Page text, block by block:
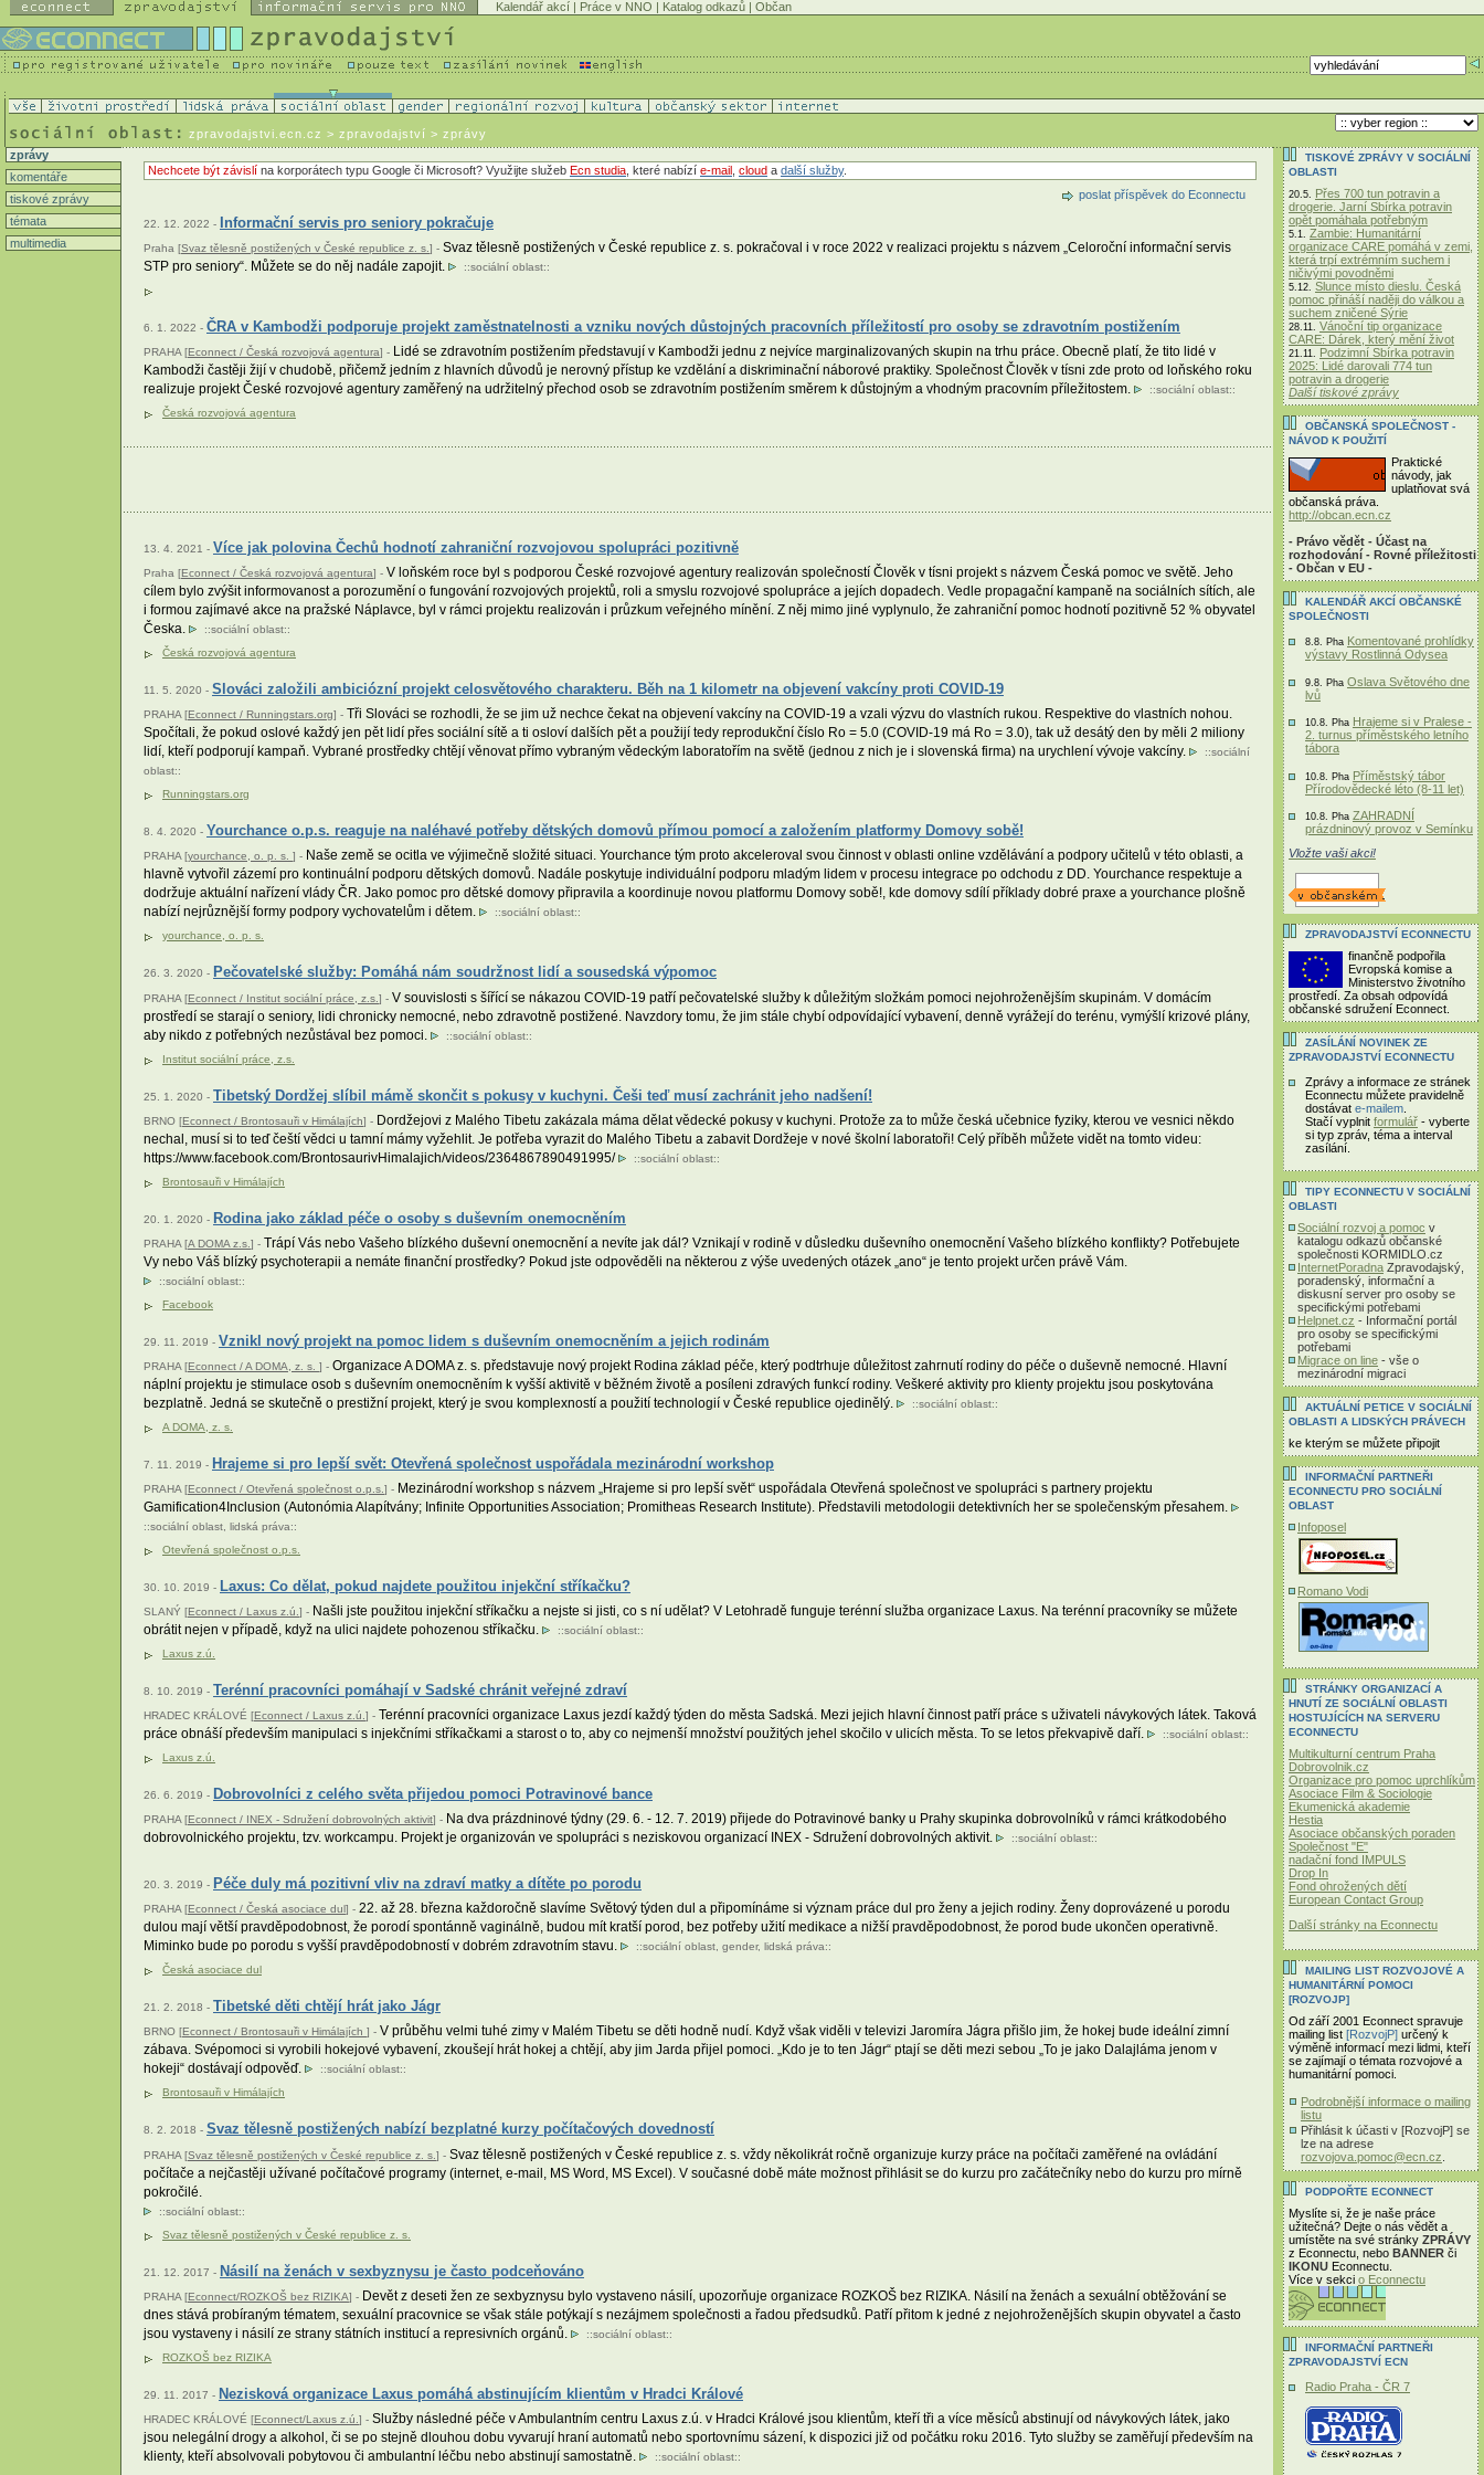
Kalendář akcí | Práce v NNO | Katalog odkazů | Občan
zpravodajstvi.ecn.cz > zpravodajství > zprávy
zprávy
komentáře
tiskové zprávy
témata
multimedia
Nechcete být závislí na korporátech typu Google či Microsoft? Využijte služeb Ecn studia , které nabízí e-mail cloud a další služby.
poslat příspěvek do Econnectu
22. 12. 2022 - Informační servis pro seniory pokračuje
Praha [Svaz tělesně postižených v České republice z. s. ] - Svaz tělesně postižených v České republice z. s. pokračoval i v roce 2022 v realizaci projektu s názvem „Celoroční informační servis
STP pro seniory“. Můžete se do něj nadále zapojit.
::sociální oblast::
6. 1. 2022 - ČRA v Kambodži podporuje projekt zaměstnatelnosti a vzniku nových důstojných pracovních příležitostí pro osoby se zdravotním postižením
PRAHA [Econnect / Česká rozvojová agentura] - Lidé se zdravotním postižením představují v Kambodži jednu z nejvíce marginalizovaných skupin na trhu práce. Obecně platí, že tito lidé v
Kambodži častěji žijí v chudobě, přičemž jedním z hlavních důvodů je nerovný přístup ke vzdělání a diskriminační náborové praktiky. Společnost Člověk v tísni zde proto od loňského roku
realizuje projekt České rozvojové agentury zaměřený na udržitelný přechod osob se zdravotním postižením směrem k důstojným a vhodným pracovním příležitostem.
::sociální oblast::
Česká rozvojová agentura
13. 4. 2021 - Více jak polovina Čechů hodnotí zahraniční rozvojovou spolupráci pozitivně
Praha [Econnect / Česká rozvojová agentura] - V loňském roce byl s podporou České rozvojové agentury realizován společností Člověk v tísni projekt s názvem Česká pomoc ve světě. Jeho
cílem bylo zvýšit informovanost a porozumění o fungování rozvojových projektů, roli a smyslu rozvojové spolupráce a jejích dopadech. Vedle propagační kampaně na sociálních sítích, ale
i formou zajímavé akce na pražské Náplavce, byl v rámci projektu realizován i průzkum veřejného mínění. Z něj mimo jiné vyplynulo, že zahraniční pomoc hodnotí pozitivně 52 % obyvatel
Česka.
::sociální oblast::
Česká rozvojová agentura
11. 5. 2020 - Slováci založili ambiciózní projekt celosvětového charakteru. Běh na 1 kilometr na objevení vakcíny proti COVID-19
PRAHA [Econnect / Runningstars.org] - Tři Slováci se rozhodli, že se jim už nechce čekat na objevení vakcíny na COVID-19 a vzali výzvu do vlastních rukou. Respektive do vlastních nohou.
Spočítali, že pokud oslové každý jen pět lidí přes sociální sítě a ti osloví dalších pět a použijí tedy reprodukční číslo Ro = 5.0 (COVID-19 má Ro = 3.0), tak už desátý den by měli 2 miliony
lidí, kteří podporují kampaň. Vybrané prostředky chtějí věnovat přímo vybraným vědeckým laboratořím na světě (jednou z nich je i slovenská firma) na urychlení vývoje vakcíny.
::sociální
oblast::
Runningstars.org
8. 4. 2020 - Yourchance o.p.s. reaguje na naléhavé potřeby dětských domovů přímou pomocí a založením platformy Domovy sobě!
PRAHA [yourchance, o. p. s. ] - Naše země se ocitla ve výjimečně složité situaci. Yourchance tým proto akceleroval svou činnost v oblasti online vzdělávání a podpory učitelů v této oblasti, a
hlavně vytvořil zázemí pro kontinuální podporu dětských domovů. Nadále poskytuje individuální podporu mladým lidem v procesu integrace po odchodu z DD. Yourchance respektuje a
dodržuje aktuální nařízení vlády ČR. Jako pomoc pro dětské domovy připravila a koordinuje novou platformu Domovy sobě!, kde domovy sdílí příklady dobré praxe a yourchance plošně
nabízí nejrůznější formy podpory vychovatelům i dětem.
::sociální oblast::
yourchance, o. p. s.
26. 3. 2020 - Pečovatelské služby: Pomáhá nám soudržnost lidí a sousedská výpomoc
PRAHA [Econnect / Institut sociální práce, z.s. ] - V souvislosti s šířící se nákazou COVID-19 patří pečovatelské služby k důležitým složkám pomoci nejohroženějším skupinám. V domácím
prostředí se starají o seniory, lidi chronicky nemocné, nebo zdravotně postižené. Navzdory tomu, že jim stále chybí odpovídající vybavení, denně vyrážejí do terénu, vymýšlí krizové plány,
aby nikdo z potřebných nezůstával bez pomoci.
::sociální oblast::
Institut sociální práce, z.s.
25. 1. 2020 - Tibetský Dordžej slíbil mámě skončit s pokusy v kuchyni. Češi teď musí zachránit jeho nadšení!
BRNO [Econnect / Brontosauři v Himálajích] - Dordžejovi z Malého Tibetu zakázala máma dělat vědecké pokusy v kuchyni. Protože za to může česká učebnice fyziky, kterou ve vesnici někdo
nechal, musí si to teď čeští vědci u tamní mámy vyžehlit. Je potřeba vyrazit do Malého Tibetu a zabavit Dordžeje v nové školní laboratoři! Celý příběh můžete vidět na tomto videu:
https://www.facebook.com/BrontosaurivHimalajich/videos/2364867890491995/
::sociální oblast::
Brontosauři v Himálajích
20. 1. 2020 - Rodina jako základ péče o osoby s duševním onemocněním
PRAHA [A DOMA z.s. ] - Trápí Vás nebo Vašeho blízkého duševní onemocnění a nevíte jak dál? Vznikají v rodině v důsledku duševního onemocnění Vašeho blízkého konflikty? Potřebujete
Vy nebo Váš blízký psychoterapii a nemáte finanční prostředky? Pokud jste odpověděli na některou z výše uvedených otázek „ano“ je tento projekt určen právě Vám.
::sociální oblast::
Facebook
29. 11. 2019 - Vznikl nový projekt na pomoc lidem s duševním onemocněním a jejich rodinám
PRAHA [Econnect / A DOMA, z. s. ] - Organizace A DOMA z. s. představuje nový projekt Rodina základ péče, který podtrhuje důležitost zahrnutí rodiny do péče o duševně nemocné. Hlavní
náplní projektu je stimulace osob s duševním onemocněním k vyšší aktivitě v běžném životě a posíleni zdravých funkcí rodiny. Veškeré aktivity pro klienty projektu jsou poskytována
bezplatně. Jedná se skutečně o prestižní projekt, který je svou komplexností a použití technologií v České republice ojedinělý.
::sociální oblast::
A DOMA, z. s.
7. 11. 2019 - Hrajeme si pro lepší svět: Otevřená společnost uspořádala mezinárodní workshop
PRAHA [Econnect / Otevřená společnost o.p.s. ] - Mezinárodní workshop s názvem „Hrajeme si pro lepší svět“ uspořádala Otevřená společnost ve spolupráci s partnery projektu
Gamification4Inclusion (Autonómia Alapítvány; Infinite Opportunities Association; Promitheas Research Institute). Představili metodologii detektivních her se společenským přesahem.
::sociální oblast lidská práva::
Otevřená společnost o.p.s.
30. 10. 2019 - Laxus: Co dělat, pokud najdete použitou injekční stříkačku?
SLANÝ [Econnect / Laxus z.ú. ] - Našli jste použitou injekční stříkačku a nejste si jisti, co s ní udělat? V Letohradě funguje terénní služba organizace Laxus. Na terénní pracovníky se můžete
obrátit nejen v případě, když na ulici najdete pohozenou stříkačku.
::sociální oblast::
Laxus z.ú.
8. 10. 2019 - Terénní pracovníci pomáhají v Sadské chránit veřejné zdraví
HRADEC KRÁLOVÉ [Econnect / Laxus z.ú. ] - Terénní pracovníci organizace Laxus jezdí každý týden do města Sadská. Mezi jejich hlavní činnost patří práce s uživateli návykových látek. Taková
práce obnáší především manipulaci s injekčními stříkačkami a starost o to, aby co nejmenší množství použitých jehel skočilo v ulicích města. To se letos překvapivě daří.
::sociální oblast::
Laxus z.ú.
26. 6. 2019 - Dobrovolníci z celého světa přijedou pomoci Potravinové bance
PRAHA [Econnect / INEX - Sdružení dobrovolných aktivit] - Na dva prázdninové týdny (29. 6. - 12. 7. 2019) přijede do Potravinové banky u Prahy skupinka dobrovolníků v rámci krátkodobého
dobrovolnického projektu, tzv. workcampu. Projekt je organizován ve spolupráci s neziskovou organizací INEX - Sdružení dobrovolných aktivit.
::sociální oblast::
20. 3. 2019 - Péče duly má pozitivní vliv na zdraví matky a dítěte po porodu
PRAHA [Econnect / Česká asociace dul] - 22. až 28. března každoročně slavíme Světový týden dul a připomínáme si význam práce dul pro ženy a jejich rodiny. Ženy doprovázené u porodu
dulou mají větší pravděpodobnost, že porodí spontánně vaginálně, budou mít kratší porod, bez potřeby užití medikace a nižší pravděpodobnost, že porod bude ukončen operativně.
Miminko bude po porodu s vyšší pravděpodobností v dobrém zdravotním stavu.
::sociální oblast, gender, lidská práva::
Česká asociace dul
21. 2. 2018 - Tibetské děti chtějí hrát jako Jágr
BRNO [Econnect / Brontosauři v Himálajích ] - V průběhu velmi tuhé zimy v Malém Tibetu se děti hodně nudí. Když však viděli v televizi Jaromíra Jágra přišlo jim, že hokej bude ideální zimní
zábava. Svépomoci si vyrobili hokejové vybavení, zkoušejí hrát hokej a chtějí, aby jim Jarda přijel pomoci. „Kdo je to ten Jágr“ ptají se děti mezi sebou „To je jako Dalajláma jenom v
hokeji“ dostávají odpověď.
::sociální oblast::
Brontosauři v Himálajích
8. 2. 2018 - Svaz tělesně postižených nabízí bezplatné kurzy počítačových dovedností
PRAHA [Svaz tělesně postižených v České republice z. s. ] - Svaz tělesně postižených v České republice z. s. vždy několikrát ročně organizuje kurzy práce na počítači zaměřené na ovládání
počítače a nejčastěji užívané počítačové programy (internet, e-mail, MS Word, MS Excel). V současné době máte možnost přihlásit se do kurzu pro začátečníky nebo do kurzu pro mírně
pokročilé.
::sociální oblast::
Svaz tělesně postižených v České republice z. s.
21. 12. 2017 - Násilí na ženách v sexbyznysu je často podceňováno
PRAHA [Econnect/ROZKOŠ bez RIZIKA] - Devět z deseti žen ze sexbyznysu bylo vystaveno násilí, upozorňuje organizace ROZKOŠ bez RIZIKA. Násilí na ženách a sexuální obtěžování se
dnes stává probíraným tématem, sexuální pracovnice se však stále potýkají s nezájmem společnosti a řadou předsudků. Patří přitom k jedné z nejohroženějších skupin obyvatel a často
jsou vystaveny i násilí ze strany státních institucí a represivních orgánů.
::sociální oblast::
ROZKOŠ bez RIZIKA
29. 11. 2017 - Nezisková organizace Laxus pomáhá abstinujícím klientům v Hradci Králové
HRADEC KRÁLOVÉ [Econnect/Laxus z.ú. ] - Služby následné péče v Ambulantním centru Laxus z.ú. v Hradci Králové jsou klientům, kteří tři a více měsíců abstinují od návykových látek, jako
jsou nelegální drogy a alkohol, či se po stejně dlouhou dobu vyvarují hraní automatů nebo sportovnímu sázení, k dispozici již od počátku roku 2016. Tyto služby se zaměřují především na
klienty, kteří absolvovali pobytovou či ambulantní léčbu nebo abstinují samostatně.
::sociální oblast::
TISKOVÉ ZPRÁVY V SOCIÁLNÍ
OBLASTI
20.5. Přes 700 tun potravin a
drogerie. Jarní Sbírka potravin
opět pomáhala potřebným
5.1. Zambie: Humanitární
organizace CARE pomáhá v zemi,
která trpí extrémním suchem i
ničivými povodněmi
5.12. Slunce místo dieslu. Česká
pomoc přináší naději do válkou a
suchem zničené Sýrie
28.11. Vánoční tip organizace
CARE: Dárek, který mění život
21.11. Podzimní Sbírka potravin
2025: Lidé darovali 774 tun
potravin a drogerie
Další tiskové zprávy
OBČANSKÁ SPOLEČNOST -
NÁVOD K POUŽITÍ
Praktické
návody, jak
uplatňovat svá
občanská práva.
http://obcan.ecn.cz
- Právo vědět - Účast na
rozhodování - Rovné příležitosti
- Občan v EU -
KALENDÁŘ AKCÍ OBČANSKÉ
SPOLEČNOSTI
8.8. Pha Komentované prohlídky
výstavy Rostlinná Odysea
9.8. Pha Oslava Světového dne
lvů
10.8. Pha Hrajeme si v Pralese -
2. turnus příměstského letního
tábora
10.8. Pha Příměstský tábor
Přírodovědecké léto (8-11 let)
10.8. Pha ZAHRADNÍ
prázdninový provoz v Semínku
Vložte vaši akci!
ZPRAVODAJSTVÍ ECONNECTU
finančně podpořila
Evropská komise a
Ministerstvo životního
prostředí. Za obsah odpovídá
občanské sdružení Econnect.
ZASÍLÁNÍ NOVINEK ZE
ZPRAVODAJSTVÍ ECONNECTU
Zprávy a informace ze stránek
Econnectu můžete pravidelně
dostávat e-mailem
Stačí vyplnit formulář - vyberte
si typ zpráv, téma a interval
zasílání.
TIPY ECONNECTU V SOCIÁLNÍ
OBLASTI
Sociální rozvoj a pomoc v
katalogu odkazů občanské
společnosti KORMIDLO.cz
InternetPoradna Zpravodajský,
poradenský, informační a
diskusní server pro osoby se
specifickými potřebami
Helpnet.cz - Informační portál
pro osoby se specifickými
potřebami
Migrace on line - vše o
mezinárodní migraci
AKTUÁLNÍ PETICE V SOCIÁLNÍ
OBLASTI A LIDSKÝCH PRÁVECH
ke kterým se můžete připojit
INFORMAČNÍ PARTNEŘI
ECONNECTU PRO SOCIÁLNÍ
OBLAST
Infoposel
Romano Vodi
STRÁNKY ORGANIZACÍ A
HNUTÍ ZE SOCIÁLNÍ OBLASTI
HOSTUJÍCÍCH NA SERVERU
ECONNECTU
Multikulturní centrum Praha
Dobrovolnik.cz
Organizace pro pomoc uprchlíkům
Asociace Film & Sociologie
Ekumenická akademie
Hestia
Asociace občanských poraden
Společnost "E"
nadační fond IMPULS
Drop In
Fond ohrožených dětí
European Contact Group
Další stránky na Econnectu
MAILING LIST ROZVOJOVÉ A
HUMANITÁRNÍ POMOCI
[ROZVOJP]
Od září 2001 Econnect spravuje
mailing list [RozvojP] určený k
výměně informací mezi lidmi, kteří
se zajímají o témata rozvojové a
humanitární pomoci.
Podrobnější informace o mailing
listu
Přihlásit k účasti v [RozvojP] se
lze na adrese
rozvojova.pomoc@ecn.cz
PODPOŘTE ECONNECT
Myslíte si, že je naše práce
užitečná? Dejte o nás vědět a
umístěte na své stránky ZPRÁVY
z Econnectu, nebo BANNER či
IKONU Econnectu.
Více v sekci o Econnectu
INFORMAČNÍ PARTNEŘI
ZPRAVODAJSTVÍ ECN
Radio Praha - ČR 7